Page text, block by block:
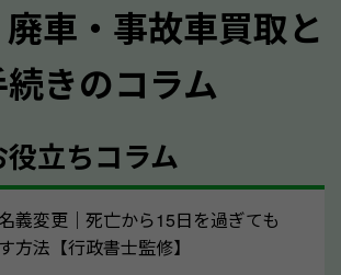
だく内容は以下の通りとなります。
種
ド
：約〇万キロ）
状態
車・事故車買取と
きのコラム
立ちコラム
義変更｜死亡から15日を過ぎても
方法【行政書士監修】